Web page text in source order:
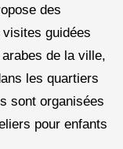
des
guidées
de la ville,
les quartiers
sont organisées
pour enfants